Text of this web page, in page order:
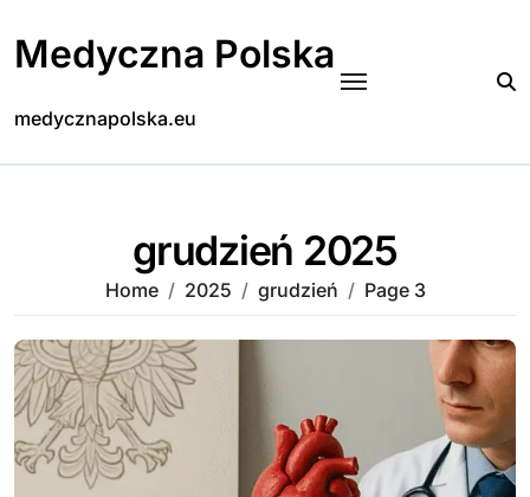
content
Medyczna Polska
medycznapolska.eu
grudzień 2025
Home 2025 grudzień Page 3